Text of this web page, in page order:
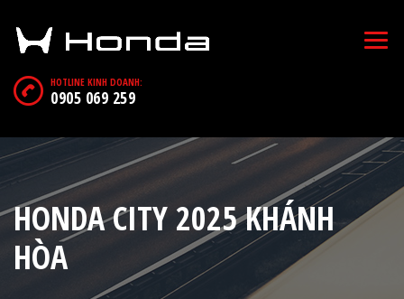
HOTLINE KINH DOANH:
0905 069 259
HONDA CITY 2025 KHÁNH
HÒA